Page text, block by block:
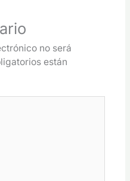
no será
están